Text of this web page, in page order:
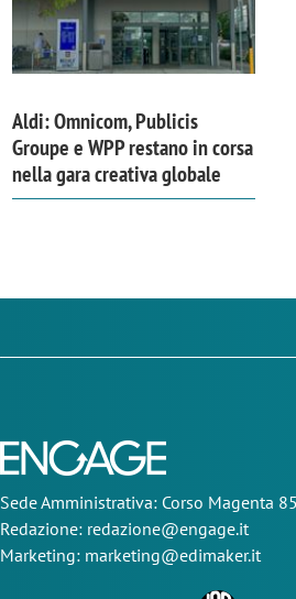
Aldi: Omnicom, Publicis
Groupe e WPP restano in corsa
nella gara creativa globale
SedeAmministrativa: Corso Magenta
Redazione: redazione@engage.it
Marketing: marketing@edimaker.it